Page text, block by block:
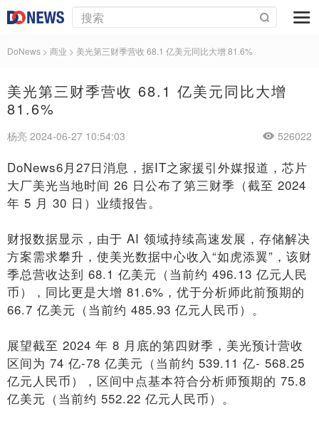
DoNews > 商业 > 美光第三财季营收 68.1 亿美元同比大增 81.6%
美光第三财季营收 68.1 亿美元同比大增
81.6%
杨亮 2024-06-27 10:54:03 526022
DoNews6月27日消息，据IT之家援引外媒报道，芯片
大厂美光当地时间 26 日公布了第三财季（截至 2024
年 5 月 30 日）业绩报告。
财报数据显示，由于 AI 领域持续高速发展，存储解决
方案需求攀升，使美光数据中心收入“如虎添翼”，该财
季总营收达到 68.1 亿美元（当前约 496.13 亿元人民
币），同比更是大增 81.6%，优于分析师此前预期的
66.7 亿美元（当前约 485.93 亿元人民币）。
展望截至 2024 年 8 月底的第四财季，美光预计营收
区间为 74 亿-78 亿美元（当前约 539.11 亿- 568.25
亿元人民币），区间中点基本符合分析师预期的 75.8
亿美元（当前约 552.22 亿元人民币）。